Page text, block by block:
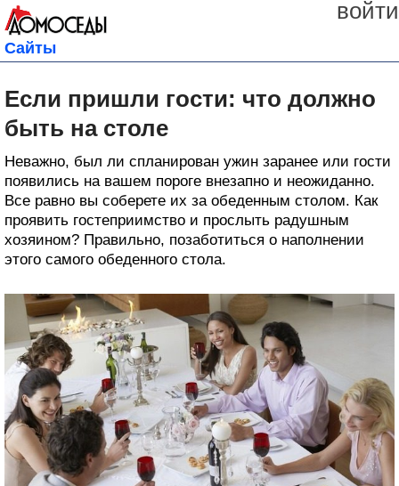
войти
Сайты
Если пришли гости: что должно
быть на столе
Неважно, был ли спланирован ужин заранее или гости
появились на вашем пороге внезапно и неожиданно.
Все равно вы соберете их за обеденным столом. Как
проявить гостеприимство и прослыть радушным
хозяином? Правильно, позаботиться о наполнении
этого самого обеденного стола.